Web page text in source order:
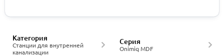
Станции для внутренней
канализации
Категория
Onimiq MDF
Серия